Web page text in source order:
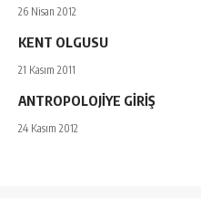
26 Nisan 2012
KENT OLGUSU
21 Kasım 2011
ANTROPOLOJİYE GİRİŞ
24 Kasım 2012